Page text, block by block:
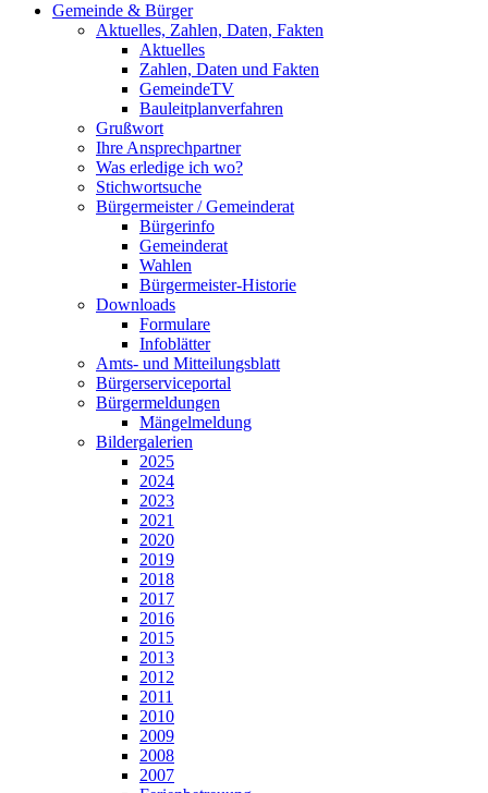
Gemeinde & Bürger
Aktuelles, Zahlen, Daten, Fakten
Aktuelles
Zahlen, Daten und Fakten
GemeindeTV
Bauleitplanverfahren
Grußwort
Ihre Ansprechpartner
Was erledige ich wo?
Stichwortsuche
Bürgermeister / Gemeinderat
Bürgerinfo
Gemeinderat
Wahlen
Bürgermeister-Historie
Downloads
Formulare
Infoblätter
Amts- und Mitteilungsblatt
Bürgerserviceportal
Bürgermeldungen
Mängelmeldung
Bildergalerien
2025
2024
2023
2021
2020
2019
2018
2017
2016
2015
2013
2012
2011
2010
2009
2008
2007